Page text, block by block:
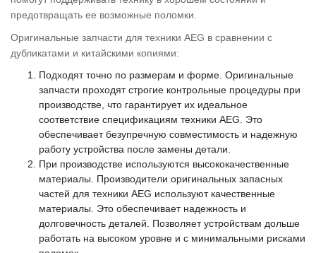
предотвращать ее возможные поломки.
Оригинальные запчасти для техники AEG в сравнении с
дубликатами и китайскими копиями:
Подходят точно по размерам и форме. Оригинальные
запчасти проходят строгие контрольные процедуры при
производстве, что гарантирует их идеальное
соответствие спецификациям техники AEG. Это
обеспечивает безупречную совместимость и надежную
работу устройства после замены детали.
При производстве используются высококачественные
материалы. Производители оригинальных запасных
частей для техники AEG используют качественные
материалы. Это обеспечивает надежность и
долговечность деталей. Позволяет устройствам дольше
работать на высоком уровне и с минимальными рисками